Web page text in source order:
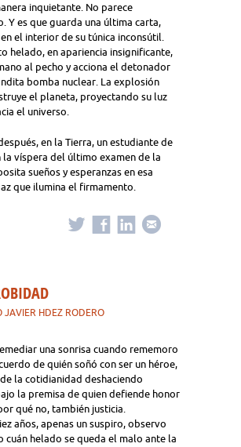
inquietante. No parece
Y es que guarda una última carta,
el interior de su túnica inconsútil.
helado, en apariencia insignificante,
al pecho y acciona el detonador
bomba nuclear. La explosión
el planeta, proyectando su luz
el universo.
en la Tierra, un estudiante de
la víspera del último examen de la
sueños y esperanzas en esa
que ilumina el firmamento.
JAVIER HDEZ RODERO
una sonrisa cuando rememoro
de quién soñó con ser un héroe,
la cotidianidad deshaciendo
la premisa de quien defiende honor
qué no, también justicia.
años, apenas un suspiro, observo
cuán helado se queda el malo ante la